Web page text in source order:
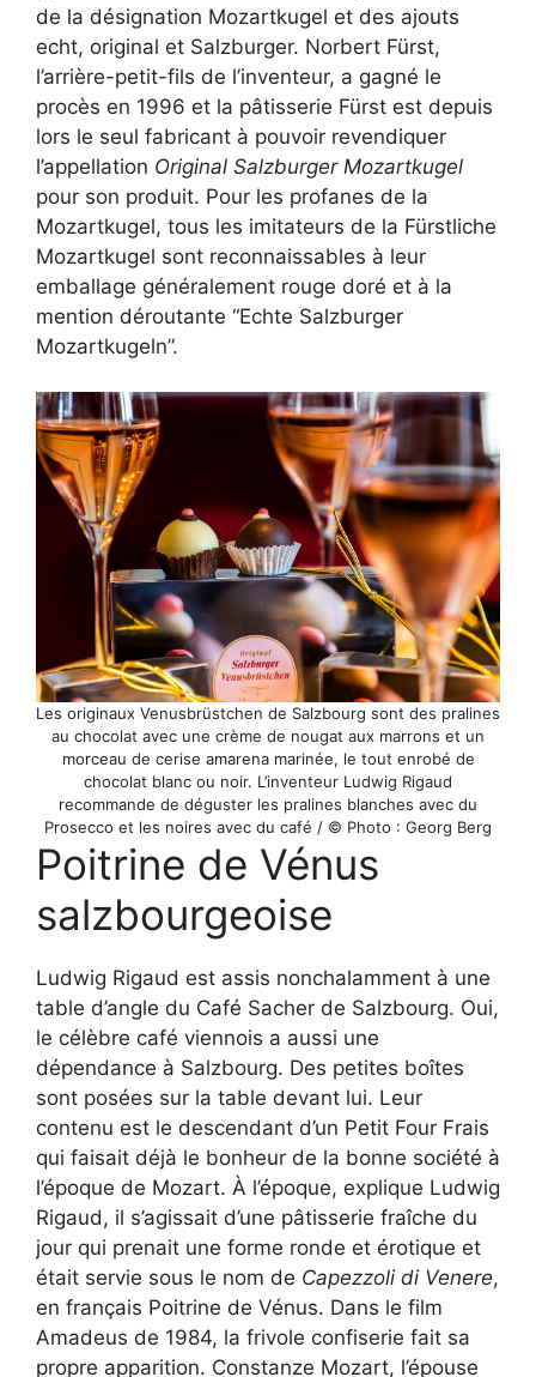
de la désignation Mozartkugel et des ajouts
echt, original et Salzburger. Norbert Fürst,
l’arrière-petit-fils de l’inventeur, a gagné le
procès en 1996 et la pâtisserie Fürst est depuis
lors le seul fabricant à pouvoir revendiquer
l’appellation Original Salzburger Mozartkugel
pour son produit. Pour les profanes de la
Mozartkugel, tous les imitateurs de la Fürstliche
Mozartkugel sont reconnaissables à leur
emballage généralement rouge doré et à la
mention déroutante “Echte Salzburger
Mozartkugeln”.
Les originaux Venusbrüstchen de Salzbourg sont des pralines
au chocolat avec une crème de nougat aux marrons et un
morceau de cerise amarena marinée, le tout enrobé de
chocolat blanc ou noir. L’inventeur Ludwig Rigaud
recommande de déguster les pralines blanches avec du
Prosecco et les noires avec du café / © Photo : Georg Berg
Poitrine de Vénus
salzbourgeoise
Ludwig Rigaud est assis nonchalamment à une
table d’angle du Café Sacher de Salzbourg. Oui,
le célèbre café viennois a aussi une
dépendance à Salzbourg. Des petites boîtes
sont posées sur la table devant lui. Leur
contenu est le descendant d’un Petit Four Frais
qui faisait déjà le bonheur de la bonne société à
l’époque de Mozart. À l’époque, explique Ludwig
Rigaud, il s’agissait d’une pâtisserie fraîche du
jour qui prenait une forme ronde et érotique et
était servie sous le nom de Capezzoli di Venere,
en français Poitrine de Vénus. Dans le film
Amadeus de 1984, la frivole confiserie fait sa
propre apparition. Constanze Mozart, l’épouse